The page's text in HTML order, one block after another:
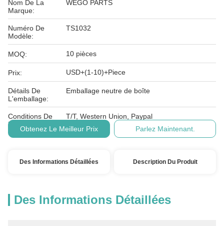
Nom De La
Marque:
WEGO PARTS
Numéro De
Modèle:
TS1032
MOQ: 10 pièces
Prix: USD+(1-10)+Piece
Détails De
L'emballage:
Emballage neutre de boîte
Conditions De
Paiement:
T/T, Western Union, Paypal
Obtenez Le Meilleur Prix
Parlez Maintenant.
Des Informations Détaillées Description Du Produit
Des Informations Détaillées